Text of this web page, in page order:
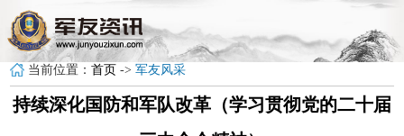
当前位置：首页 ->军友风采
持续深化国防和军队改革（学习贯彻党的二十届